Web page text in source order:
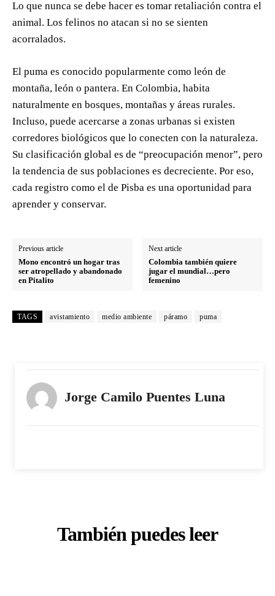
Lo que nunca se debe hacer es tomar retaliación contra el
animal. Los felinos no atacan si no se sienten
acorralados.
El puma es conocido popularmente como león de
montaña, león o pantera. En Colombia, habita
naturalmente en bosques, montañas y áreas rurales.
Incluso, puede acercarse a zonas urbanas si existen
corredores biológicos que lo conecten con la naturaleza.
Su clasificación global es de “preocupación menor”, pero
la tendencia de sus poblaciones es decreciente. Por eso,
cada registro como el de Pisba es una oportunidad para
aprender y conservar.
Previous article
Mono encontró un hogar tras
ser atropellado y abandonado
en Pitalito
Next article
Colombia también quiere
jugar el mundial…pero
femenino
TAGS avistamiento medio ambiente páramo puma
Jorge Camilo Puentes Luna
También puedes leer